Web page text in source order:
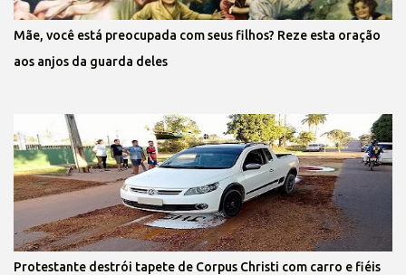
Mãe, você está preocupada com seus filhos? Reze esta oração
aos anjos da guarda deles
Protestante destrói tapete de Corpus Christi com carro e fiéis